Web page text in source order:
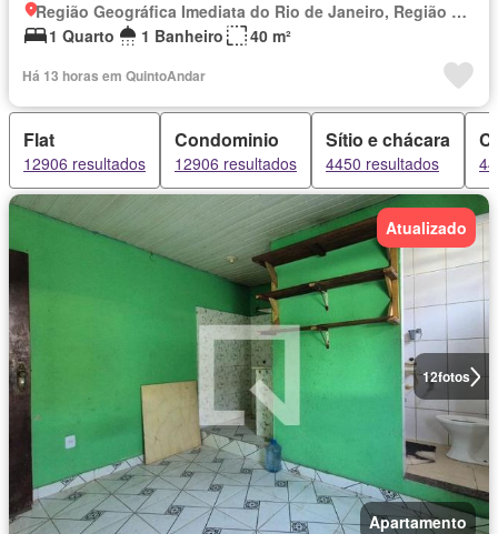
Região Geográfica Imediata do Rio de Janeiro, Região Metropolitana do Rio de Janeiro
1 Quarto
1 Banheiro 40 m²
Há 13 horas em QuintoAndar
Flat
12906 resultados
Condominio
12906 resultados
Sítio e chácara
4450 resultados
12fotos
Atualizado
Apartamento